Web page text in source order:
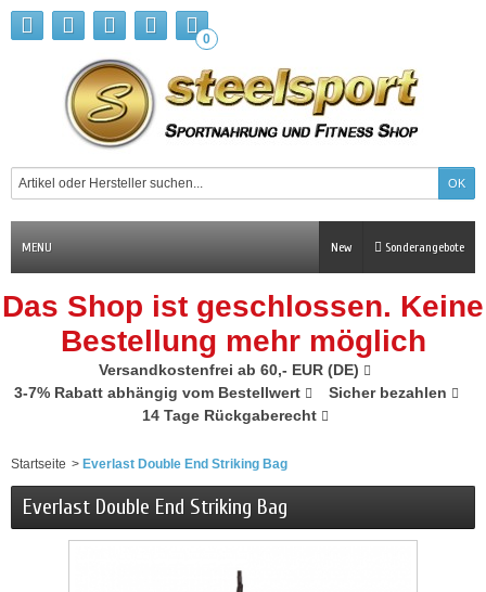
0
MENU Sonderangebote
New
Das Shop ist geschlossen. Keine
Bestellung mehr möglich
Versandkostenfrei ab 60,- EUR (DE)
3-7% Rabatt abhängig vom Bestellwert
Sicher bezahlen
14 Tage Rückgaberecht
Startseite > Everlast Double End Striking Bag
Everlast Double End Striking Bag